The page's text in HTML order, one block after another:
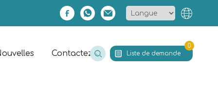
Liste de demande
0
Contactez